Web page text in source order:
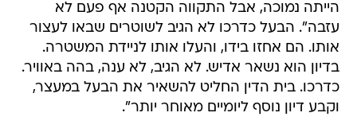
הייתה נמוכה, אבל התקווה הקטנה אף פעם לא
עזבה". הבעל כדרכו לא הגיב לשוטרים שבאו לעצור
אותו. הם אחזו בידו, והעלו אותו לניידת המשטרה.
בדיון הוא נשאר אדיש. לא הגיב, לא ענה, בהה באוויר.
כדרכו. בית הדין החליט להשאיר את הבעל במעצר,
וקבע דיון נוסף ליומיים מאוחר יותר".